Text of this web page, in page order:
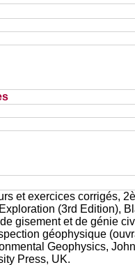
et exercices corrigés,
(3rd Edition),
gisement et de génie
géophysique
Geophysics,
Press, UK.